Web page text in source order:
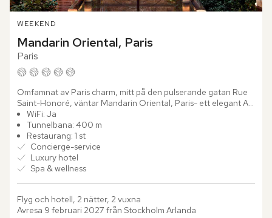
WEEKEND
Mandarin Oriental, Paris
Paris
Omfamnat av Paris charm, mitt på den pulserande gatan Rue
Saint-Honoré, väntar Mandarin Oriental, Paris- ett elegant Art
Deco-hotell i en anrik byggnad från 1930-talet. När du...
WiFi: Ja
Tunnelbana: 400 m
Restaurang: 1 st
Concierge-service
Luxury hotel
Spa & wellness
Flyg och hotell, 2 nätter, 2 vuxna
Avresa 9 februari 2027 från Stockholm Arlanda